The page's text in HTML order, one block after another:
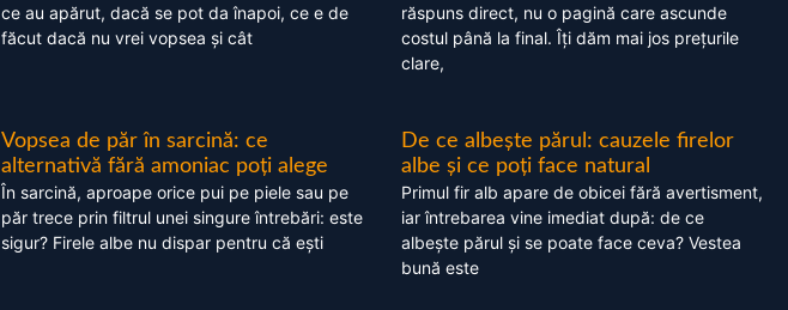
ce au apărut, dacă se pot da înapoi, ce e de
făcut dacă nu vrei vopsea și cât
răspuns direct, nu o pagină care ascunde
costul până la final. Îți dăm mai jos prețurile
clare,
Vopsea de păr în sarcină: ce
alternativă fără amoniac poți alege
În sarcină, aproape orice pui pe piele sau pe
păr trece prin filtrul unei singure întrebări: este
sigur? Firele albe nu dispar pentru că ești
De ce albește părul: cauzele firelor
albe și ce poți face natural
Primul fir alb apare de obicei fără avertisment,
iar întrebarea vine imediat după: de ce
albește părul și se poate face ceva? Vestea
bună este